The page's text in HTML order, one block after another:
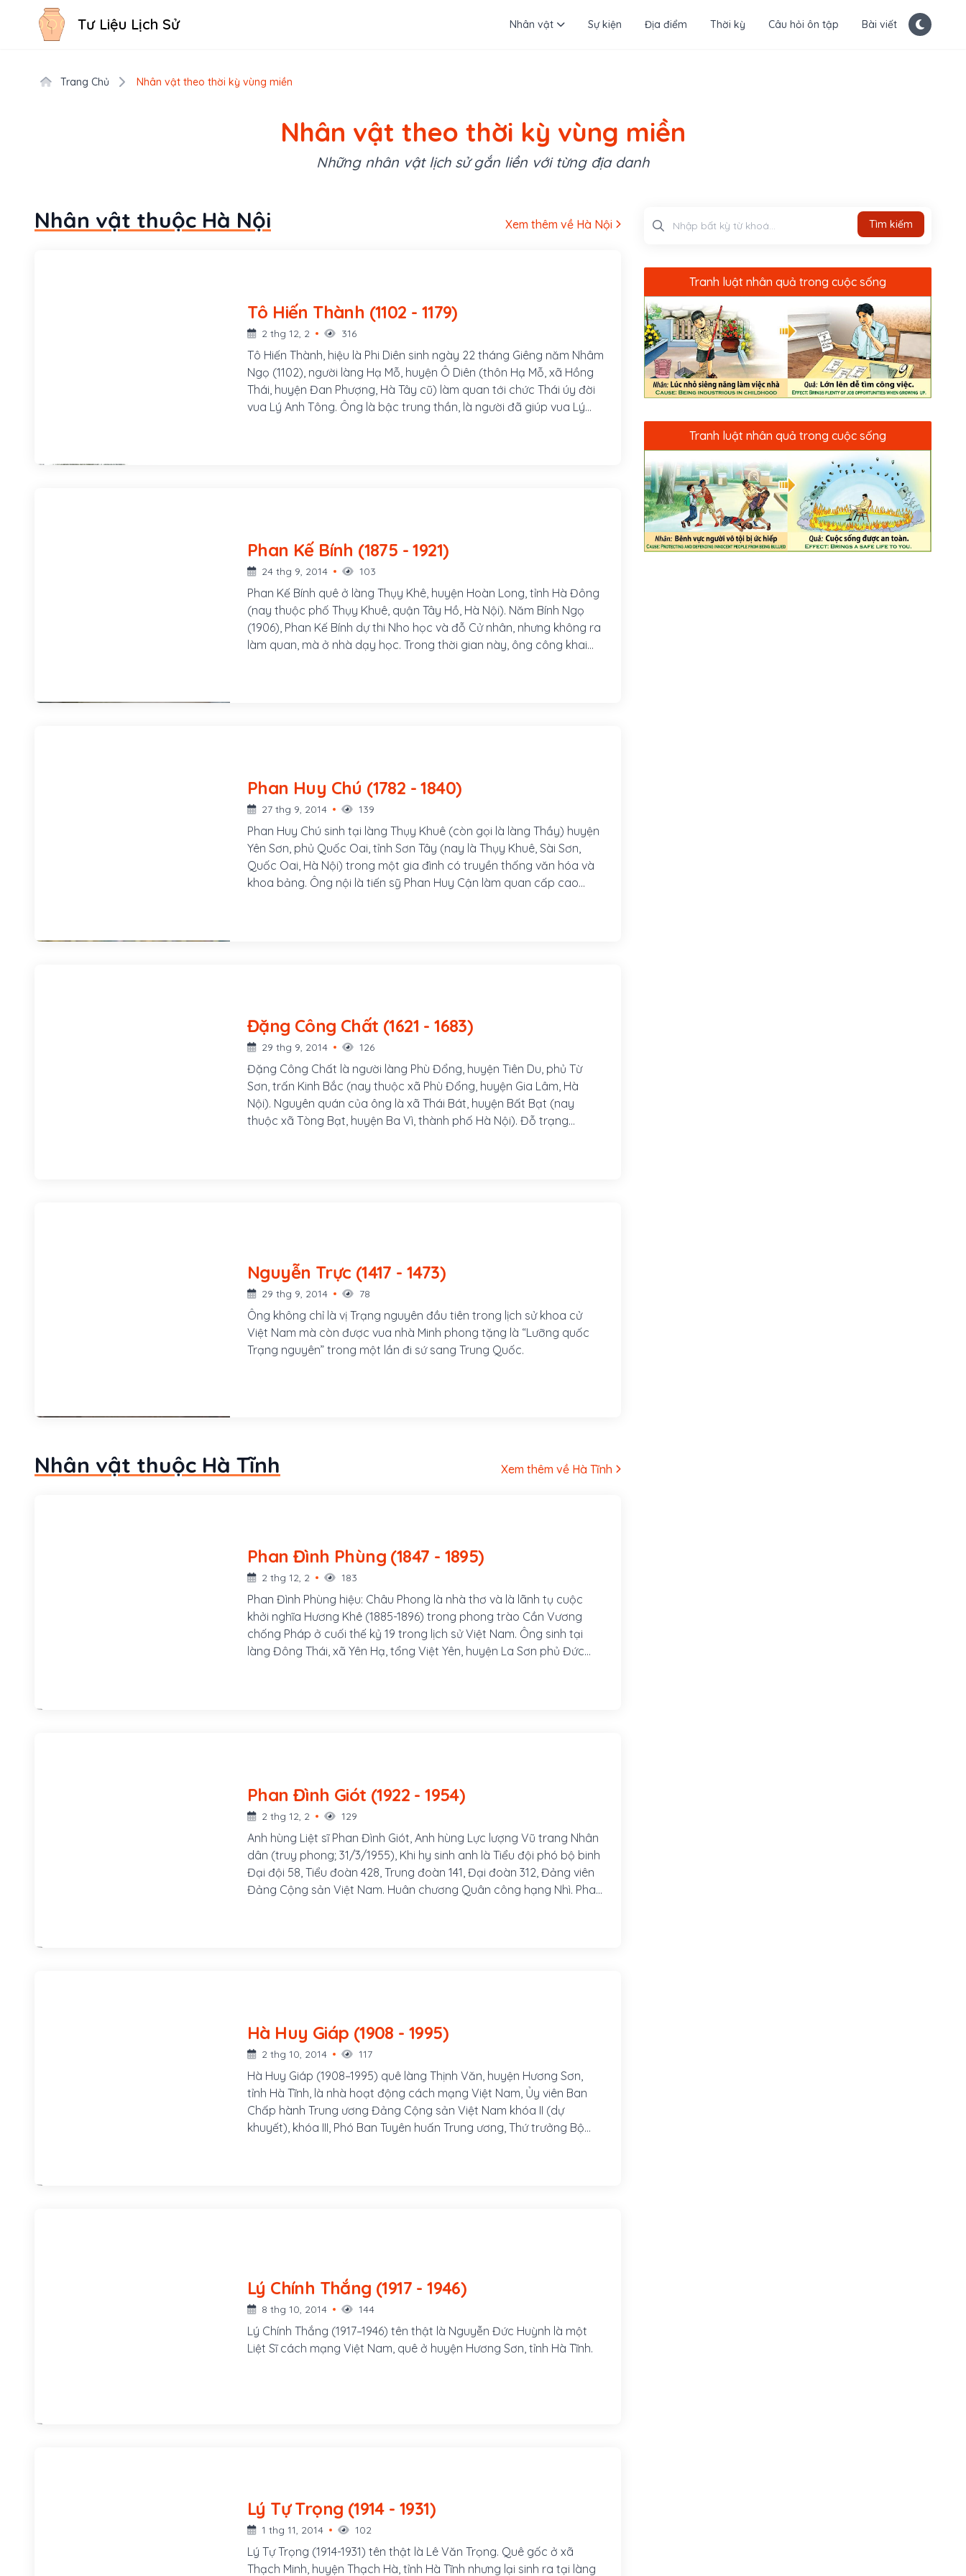
Tư Liệu Lịch Sử Nhân vật Sự kiện Địa điểm Thời kỳ Câu hỏi ôn tập Bài viết
Trang Chủ Nhân vật theo thời kỳ vùng miền
Nhân vật theo thời kỳ vùng miền
Những nhân vật lịch sử gắn liền với từng địa danh
Nhân vật thuộc Hà Nội Xem thêm về Hà Nội
Tô Hiến Thành (1102 - 1179)
2 thg 12, 2 316
Tô Hiến Thành, hiệu là Phi Diên sinh ngày 22 tháng Giêng năm Nhâm
Ngọ (1102), người làng Hạ Mỗ, huyện Ô Diên (thôn Hạ Mỗ, xã Hồng
Thái, huyện Đan Phượng, Hà Tây cũ) làm quan tới chức Thái úy đời
vua Lý Anh Tông. Ông là bậc trung thần, là người đã giúp vua Lý
Phan Kế Bính (1875 - 1921)
24 thg 9, 2014 103
Phan Kế Bính quê ở làng Thụy Khê, huyện Hoàn Long, tỉnh Hà Đông
(nay thuộc phố Thụy Khuê, quận Tây Hồ, Hà Nội). Năm Bính Ngọ
(1906), Phan Kế Bính dự thi Nho học và đỗ Cử nhân, nhưng không ra
làm quan, mà ở nhà dạy học. Trong thời gian này, ông công khai
Phan Huy Chú (1782 - 1840)
27 thg 9, 2014 139
Phan Huy Chú sinh tại làng Thụy Khuê (còn gọi là làng Thầy) huyện
Yên Sơn, phủ Quốc Oai, tỉnh Sơn Tây (nay là Thụy Khuê, Sài Sơn,
Quốc Oai, Hà Nội) trong một gia đình có truyền thống văn hóa và
khoa bảng. Ông nội là tiến sỹ Phan Huy Cận làm quan cấp cao
Đặng Công Chất (1621 - 1683)
29 thg 9, 2014 126
Đặng Công Chất là người làng Phù Đổng, huyện Tiên Du, phủ Từ
Sơn, trấn Kinh Bắc (nay thuộc xã Phù Đổng, huyện Gia Lâm, Hà
Nội). Nguyên quán của ông là xã Thái Bát, huyện Bất Bạt (nay
thuộc xã Tòng Bạt, huyện Ba Vì, thành phố Hà Nội). Đỗ trạng
Nguyễn Trực (1417 - 1473)
29 thg 9, 2014 78
Ông không chỉ là vị Trạng nguyên đầu tiên trong lịch sử khoa cử
Việt Nam mà còn được vua nhà Minh phong tặng là “Lưỡng quốc
Trạng nguyên” trong một lần đi sứ sang Trung Quốc.
Nhân vật thuộc Hà Tĩnh Xem thêm về Hà Tĩnh
Phan Đình Phùng (1847 - 1895)
2 thg 12, 2 183
Phan Đình Phùng hiệu: Châu Phong là nhà thơ và là lãnh tụ cuộc
khởi nghĩa Hương Khê (1885-1896) trong phong trào Cần Vương
chống Pháp ở cuối thế kỷ 19 trong lịch sử Việt Nam. Ông sinh tại
làng Đông Thái, xã Yên Hạ, tổng Việt Yên, huyện La Sơn phủ Đức
Phan Đình Giót (1922 - 1954)
2 thg 12, 2 129
Anh hùng Liệt sĩ Phan Đình Giót, Anh hùng Lực lượng Vũ trang Nhân
dân (truy phong; 31/3/1955), Khi hy sinh anh là Tiểu đội phó bộ binh
Đại đội 58, Tiểu đoàn 428, Trung đoàn 141, Đại đoàn 312, Đảng viên
Đảng Cộng sản Việt Nam. Huân chương Quân công hạng Nhì. Phan
được đồng đội mến phục. Phan Đình Giót tham gia nhiều chiến dịch
lớn như: Trung Du, Hoà Bình, Tây Bắc, Điện Biên Phủ.
Hà Huy Giáp (1908 - 1995)
2 thg 10, 2014 117
Hà Huy Giáp (1908–1995) quê làng Thịnh Văn, huyện Hương Sơn,
tỉnh Hà Tĩnh, là nhà hoạt động cách mạng Việt Nam, Ủy viên Ban
Chấp hành Trung ương Đảng Cộng sản Việt Nam khóa II (dự
khuyết), khóa III, Phó Ban Tuyên huấn Trung ương, Thứ trưởng Bộ
Lý Chính Thắng (1917 - 1946)
8 thg 10, 2014 144
Lý Chính Thắng (1917–1946) tên thật là Nguyễn Đức Huỳnh là một
Liệt Sĩ cách mạng Việt Nam, quê ở huyện Hương Sơn, tỉnh Hà Tĩnh.
Lý Tự Trọng (1914 - 1931)
1 thg 11, 2014 102
Lý Tự Trọng (1914-1931) tên thật là Lê Văn Trọng. Quê gốc ở xã
Thạch Minh, huyện Thạch Hà, tỉnh Hà Tĩnh nhưng lại sinh ra tại làng
Tìm kiếm
Tranh luật nhân quả trong cuộc sống
Tranh luật nhân quả trong cuộc sống